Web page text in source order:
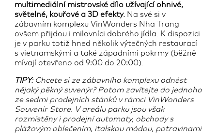
multimediální mistrovské dílo užívající ohnivé,
světelné, kouřové a 3D efekty. Na své si v
zábavním komplexu VinWonders Nha Trang
ovšem přijdou i milovníci dobrého jídla. K dispozici
je v parku totiž hned několik výtečných restaurací
s vietnamskými a také západními pokrmy (běžně
mívají otevřeno od 9:00 do 20:00).
TIPY:Chcete si ze zábavního komplexu odnést
nějaký pěkný suvenýr? Potom zavítejte do jednoho
ze sedmi prodejních stánků v rámci VinWonders
Souvenir Store. V areálu parku jsou však
rozmístěny i prodejní automaty, obchody s
plážovým oblečením, italskou módou, potravinami